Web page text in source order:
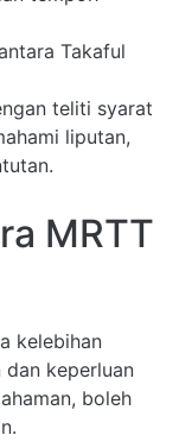
Takaful
teliti syarat
liputan,
MRTT
kelebihan
keperluan
boleh